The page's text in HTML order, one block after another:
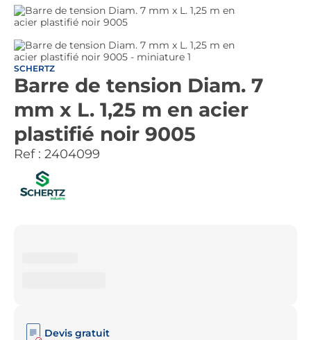
SCHERTZ
Barre de tension Diam. 7
mm x L. 1,25 m en acier
plastifié noir 9005
Ref : 2404099
Devis gratuit